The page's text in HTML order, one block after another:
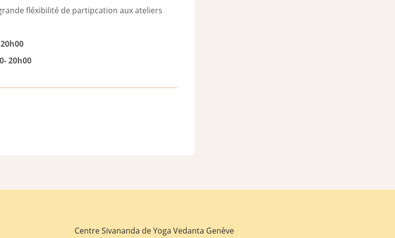
fléxibilité de partipcation aux ateliers
20h00
Centre Sivananda de Yoga Vedanta Genève